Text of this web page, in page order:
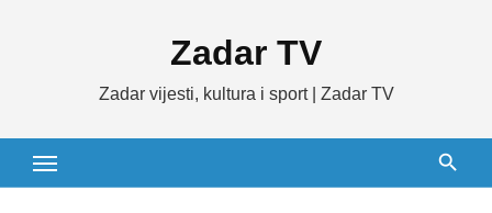
Zadar TV
Zadar vijesti, kultura i sport | Zadar TV